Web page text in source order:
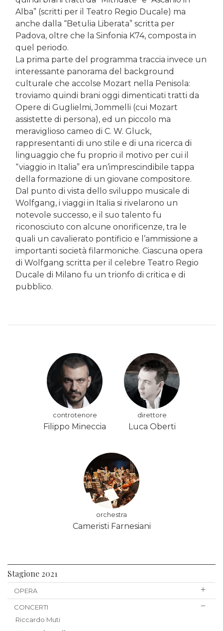
Alba” (scritti per il Teatro Regio Ducale) ma
anche dalla “Betulia Liberata” scritta per
Padova, oltre che la Sinfonia K74, composta in
quel periodo.
La prima parte del programma traccia invece un
interessante panorama del background
culturale che accolse Mozart nella Penisola:
troviamo quindi brani oggi dimenticati tratti da
Opere di Guglielmi, Jommelli (cui Mozart
assistette di persona), ed un piccolo ma
meraviglioso cameo di C. W. Gluck,
rappresentanti di uno stile e di una ricerca di
linguaggio che fu proprio il motivo per cui il
“viaggio in Italia” era un’imprescindibile tappa
della formazione di un giovane compositore.
Dal punto di vista dello sviluppo musicale di
Wolfgang, i viaggi in Italia si rivelarono un
notevole successo, e il suo talento fu
riconosciuto con alcune onorificenze, tra le
quali un cavalierato pontificio e l’ammissione a
importanti società filarmoniche. Ciascuna opera
di Wolfgang scritta per il celebre Teatro Regio
Ducale di Milano fu un trionfo di critica e di
pubblico.
controtenore
Filippo Mineccia
direttore
Luca Oberti
orchestra
Cameristi Farnesiani
Stagione 2021
OPERA
CONCERTI
Riccardo Muti